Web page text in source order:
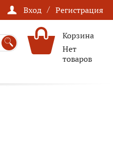
Вход / Регистрация
Корзина
Нет
товаров